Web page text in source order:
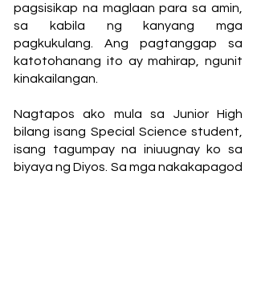
pagsisikap na maglaan para sa amin,
sa kabila ng kanyang mga
pagkukulang. Ang pagtanggap sa
katotohanang ito ay mahirap, ngunit
kinakailangan.
Nagtapos ako mula sa Junior High
bilang isang Special Science student,
isang tagumpay na iniuugnay ko sa
biyaya ng Diyos. Sa mga nakakapagod